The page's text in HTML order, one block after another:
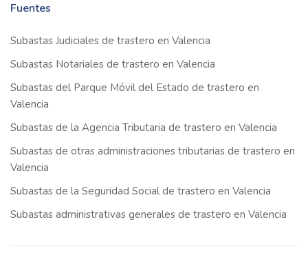
Fuentes
Subastas Judiciales de trastero en Valencia
Subastas Notariales de trastero en Valencia
Subastas del Parque Móvil del Estado de trastero en
Valencia
Subastas de la Agencia Tributaria de trastero en Valencia
Subastas de otras administraciones tributarias de trastero en
Valencia
Subastas de la Seguridad Social de trastero en Valencia
Subastas administrativas generales de trastero en Valencia